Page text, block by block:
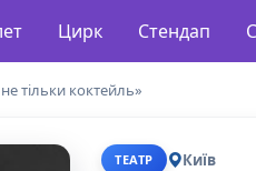
Цирк Стендап
тільки коктейль»
ТЕАТР Київ